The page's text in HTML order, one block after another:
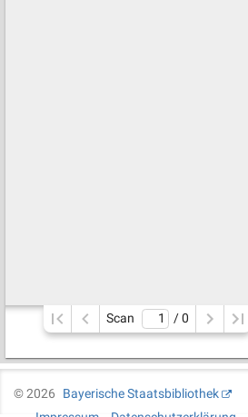
Scan / 0
©2026
Bayerische Staatsbibliothek